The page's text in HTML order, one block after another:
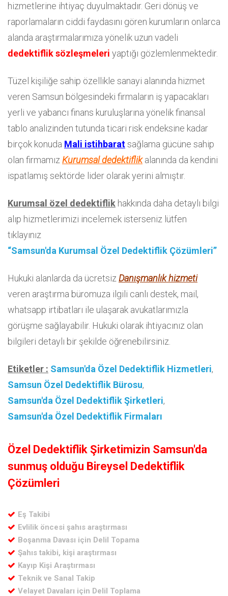
hizmetlerine ihtiyaç duyulmaktadır. Geri dönüş ve
raporlamaların ciddi faydasını gören kurumların onlarca
alanda araştırmalarımıza yönelik uzun vadeli
dedektiflik sözleşmeleri yaptığı gözlemlenmektedir.
Tüzel kişiliğe sahip özellikle sanayi alanında hizmet
veren Samsun bölgesindeki firmaların iş yapacakları
yerli ve yabancı finans kuruluşlarına yönelik finansal
tablo analizinden tutunda ticari risk endeksine kadar
birçok konuda Mali istihbaratsağlama gücüne sahip
olan firmamız Kurumsal dedektiflikalanında da kendini
ispatlamış sektörde lider olarak yerini almıştır.
Kurumsal özel dedektiflik hakkında daha detaylı bilgi
alıp hizmetlerimizi incelemek isterseniz lütfen
tıklayınız
“Samsun'da Kurumsal Özel Dedektiflik Çözümleri”
Hukuki alanlarda da ücretsiz Danışmanlık hizmeti
veren araştırma büromuza ilgili canlı destek, mail,
whatsapp irtibatları ile ulaşarak avukatlarımızla
görüşme sağlayabilir. Hukuki olarak ihtiyacınız olan
bilgileri detaylı bir şekilde öğrenebilirsiniz.
Etiketler : Samsun'da Özel Dedektiflik Hizmetleri,
Samsun Özel Dedektiflik Bürosu,
Samsun'da Özel Dedektiflik Şirketleri,
Samsun'da Özel Dedektiflik Firmaları
Özel Dedektiflik Şirketimizin Samsun'da
sunmuş olduğu Bireysel Dedektiflik
Çözümleri
Eş Takibi
Evlilik öncesi şahıs araştırması
Boşanma Davası için Delil Topama
Şahıs takibi, kişi araştırması
Kayıp Kişi Araştırması
Teknik ve Sanal Takip
Velayet Davaları için Delil Toplama